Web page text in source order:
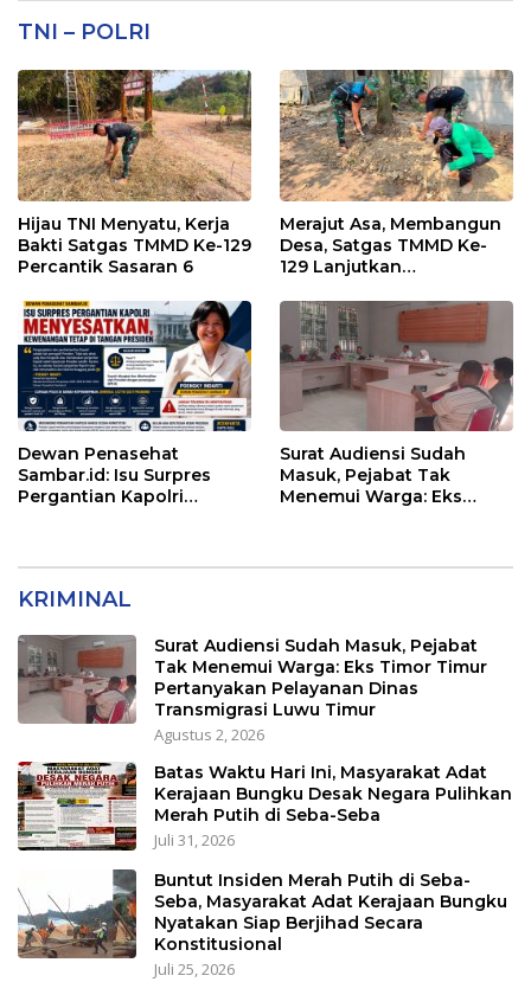
TNI – POLRI
Hijau TNI Menyatu, Kerja
Bakti Satgas TMMD Ke-129
Percantik Sasaran 6
Merajut Asa, Membangun
Desa, Satgas TMMD Ke-
129 Lanjutkan
Dewan Penasehat
Sambar.id: Isu Surpres
Pergantian Kapolri
Surat Audiensi Sudah
Masuk, Pejabat Tak
Menemui Warga: Eks
KRIMINAL
Surat Audiensi Sudah Masuk, Pejabat
Tak Menemui Warga: Eks Timor Timur
Pertanyakan Pelayanan Dinas
Transmigrasi Luwu Timur
Agustus 2, 2026
Batas Waktu Hari Ini, Masyarakat Adat
Kerajaan Bungku Desak Negara Pulihkan
Merah Putih di Seba-Seba
Juli 31, 2026
Buntut Insiden Merah Putih di Seba-
Seba, Masyarakat Adat Kerajaan Bungku
Nyatakan Siap Berjihad Secara
Konstitusional
Juli 25, 2026